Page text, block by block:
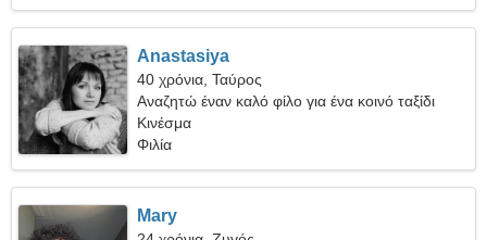
Anastasiya
40 χρόνια, Ταύρος
Αναζητώ έναν καλό φίλο για ένα κοινό ταξίδι
Κινέσμα
Φιλία
Mary